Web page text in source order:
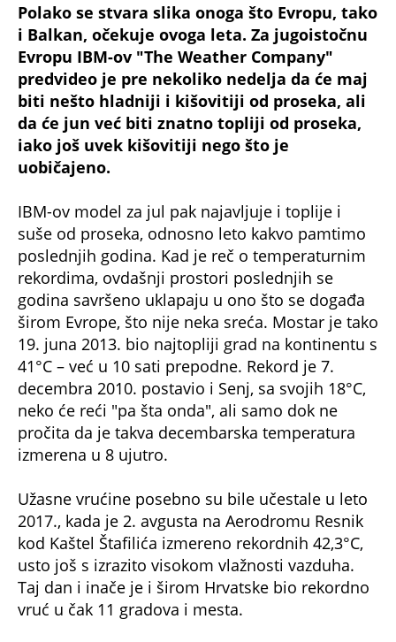
Polako se stvara slika onoga što Evropu, tako
i Balkan, očekuje ovoga leta. Za jugoistočnu
Evropu IBM-ov "The Weather Company"
predvideo je pre nekoliko nedelja da će maj
biti nešto hladniji i kišovitiji od proseka, ali
da će jun već biti znatno topliji od proseka,
iako još uvek kišovitiji nego što je
uobičajeno.
IBM-ov model za jul pak najavljuje i toplije i
suše od proseka, odnosno leto kakvo pamtimo
poslednjih godina. Kad je reč o temperaturnim
rekordima, ovdašnji prostori poslednjih se
godina savršeno uklapaju u ono što se događa
širom Evrope, što nije neka sreća. Mostar je tako
19. juna 2013. bio najtopliji grad na kontinentu s
41°C – već u 10 sati prepodne. Rekord je 7.
decembra 2010. postavio i Senj, sa svojih 18°C,
neko će reći "pa šta onda", ali samo dok ne
pročita da je takva decembarska temperatura
izmerena u 8 ujutro.
Užasne vrućine posebno su bile učestale u leto
2017., kada je 2. avgusta na Aerodromu Resnik
kod Kaštel Štafilića izmereno rekordnih 42,3°C,
usto još s izrazito visokom vlažnosti vazduha.
Taj dan i inače je i širom Hrvatske bio rekordno
vruć u čak 11 gradova i mesta.